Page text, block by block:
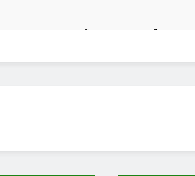
et son impact
clés et avantages